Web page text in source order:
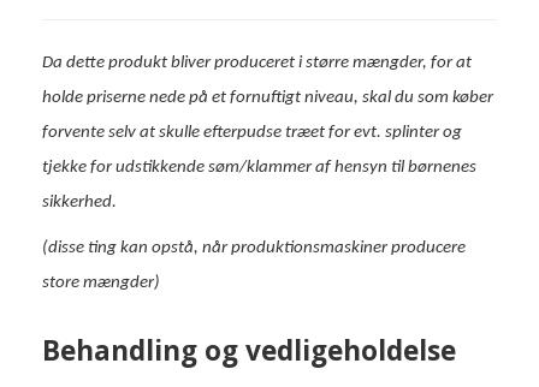
Da dette produkt bliver produceret i større mængder, for at
holde priserne nede på et fornuftigt niveau, skal du som køber
forvente selv at skulle efterpudse træet for evt. splinter og
tjekke for udstikkende søm/klammer af hensyn til børnenes
sikkerhed.
(disse ting kan opstå, når produktionsmaskiner producere
store mængder)
Behandling og vedligeholdelse